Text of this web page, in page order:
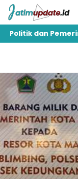
Politik dan